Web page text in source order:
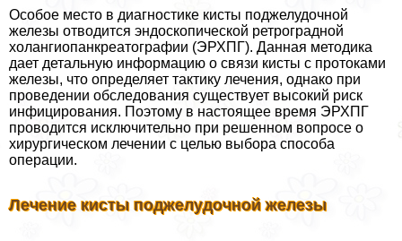
Особое место в диагностике кисты поджелудочной
железы отводится эндоскопической ретроградной
холангиопанкреатографии (ЭРХПГ). Данная методика
дает детальную информацию о связи кисты с протоками
железы, что определяет тактику лечения, однако при
проведении обследования существует высокий риск
инфицирования. Поэтому в настоящее время ЭРХПГ
проводится исключительно при решенном вопросе о
хирургическом лечении с целью выбора способа
операции.
Лечение кисты поджелудочной железы